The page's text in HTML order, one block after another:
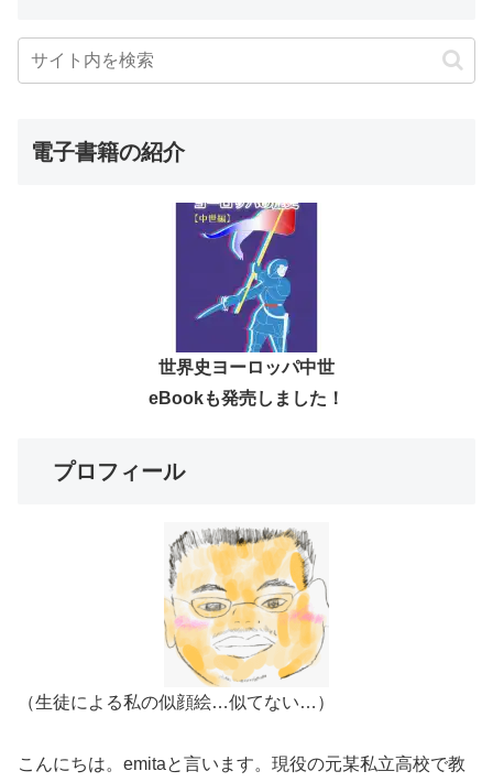
電子書籍の紹介
世界史ヨーロッパ中世
eBookも発売しました！
プロフィール
（生徒による私の似顔絵…似てない…）
こんにちは。emitaと言います。現役の元某私立高校で教